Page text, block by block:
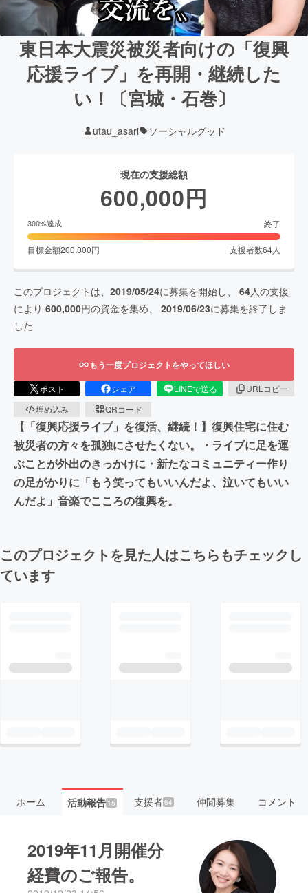
東日本大震災被災者向けの「復興
応援ライブ」を再開・継続した
い！〔宮城・石巻〕
utau_asari ソーシャルグッド
現在の支援総額
600,000円
300%達成 終了
目標金額200,000円 支援者数64人
このプロジェクトは、 2019/05/24に募集を開始し、 64人の支援
により 600,000円の資金を集め、 2019/06/23に募集を終了しま
した
もう一度プロジェクトをやってほしい
ポスト シェア LINEで送る
URLコピー
埋め込み
QRコード
【「復興応援ライブ」を復活、継続！】復興住宅に住む
被災者の方々を孤独にさせたくない。・ライブに足を運
ぶことが外出のきっかけに・新たなコミュニティー作り
の足がかりに「もう笑ってもいいんだよ、泣いてもいい
んだよ」音楽でこころの復興を。
このプロジェクトを見た人はこちらもチェックし
ています
ホーム 活動報告15 支援者64 仲間募集 コメント
2019年11月開催分
経費のご報告。